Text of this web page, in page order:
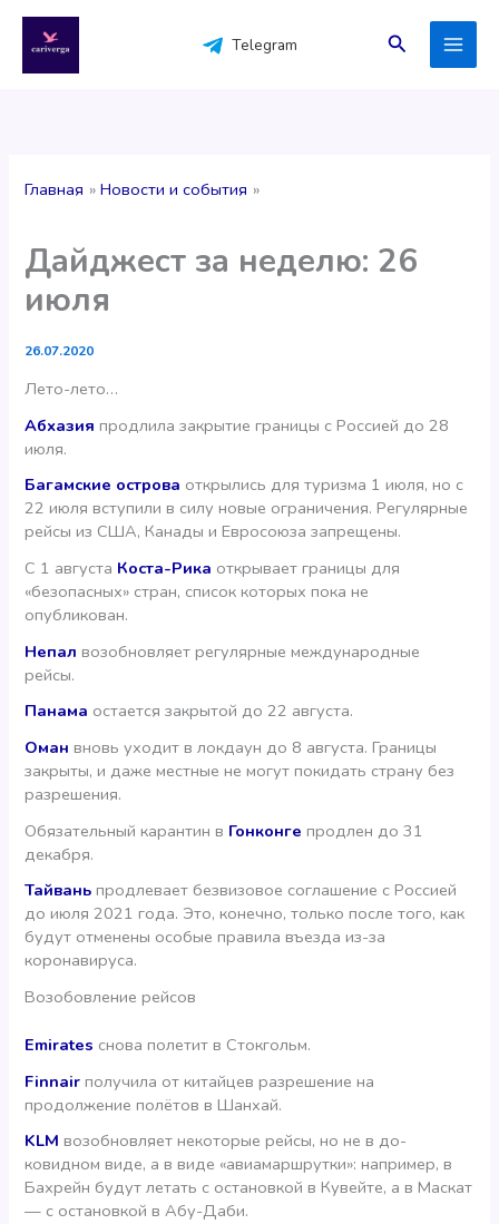
содержимому
Telegram Поиск
Главная Новости и события
Дайджест за неделю: 26
июля
26.07.2020
Лето-лето…
Абхазия продлила закрытие границы с Россией до 28
июля.
Багамские острова открылись для туризма 1 июля, но с
22 июля вступили в силу новые ограничения. Регулярные
рейсы из США, Канады и Евросоюза запрещены.
С 1 августа Коста-Рика открывает границы для
«безопасных» стран, список которых пока не
опубликован.
Непал возобновляет регулярные международные
рейсы.
Панама остается закрытой до 22 августа.
Оман вновь уходит в локдаун до 8 августа. Границы
закрыты, и даже местные не могут покидать страну без
разрешения.
Обязательный карантин в Гонконге продлен до 31
декабря.
Тайвань продлевает безвизовое соглашение с Россией
до июля 2021 года. Это, конечно, только после того, как
будут отменены особые правила въезда из-за
коронавируса.
Возобовление рейсов
Emirates снова полетит в Стокгольм.
Finnair получила от китайцев разрешение на
продолжение полётов в Шанхай.
KLM возобновляет некоторые рейсы, но не в до-
ковидном виде, а в виде «авиамаршрутки»: например, в
Бахрейн будут летать с остановкой в Кувейте, а в Маскат
— с остановкой в Абу-Даби.